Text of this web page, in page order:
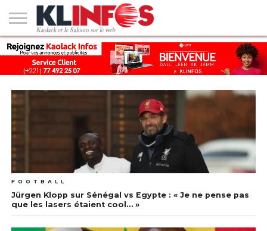
#2
(PAS
DE
TITRE)
KAOLACK
POLITIQUE
ECONOMIE
SOCIÉTÉ
CULTURE
PEOPLE
SPORT
SANTÉ
AFRIQUE
INTERNATIONAL
EMPLOI &
FORMATION
FOOTBALL
Jürgen Klopp sur Sénégal vs Egypte : « Je ne pense pas
que les lasers étaient cool… »